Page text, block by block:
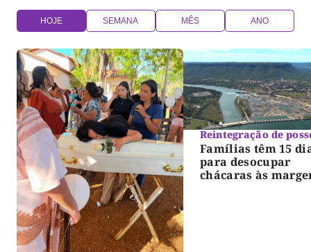
HOJE SEMANA MÊS ANO
Reintegração de
Famílias têm 15
para desocupar
chácaras às